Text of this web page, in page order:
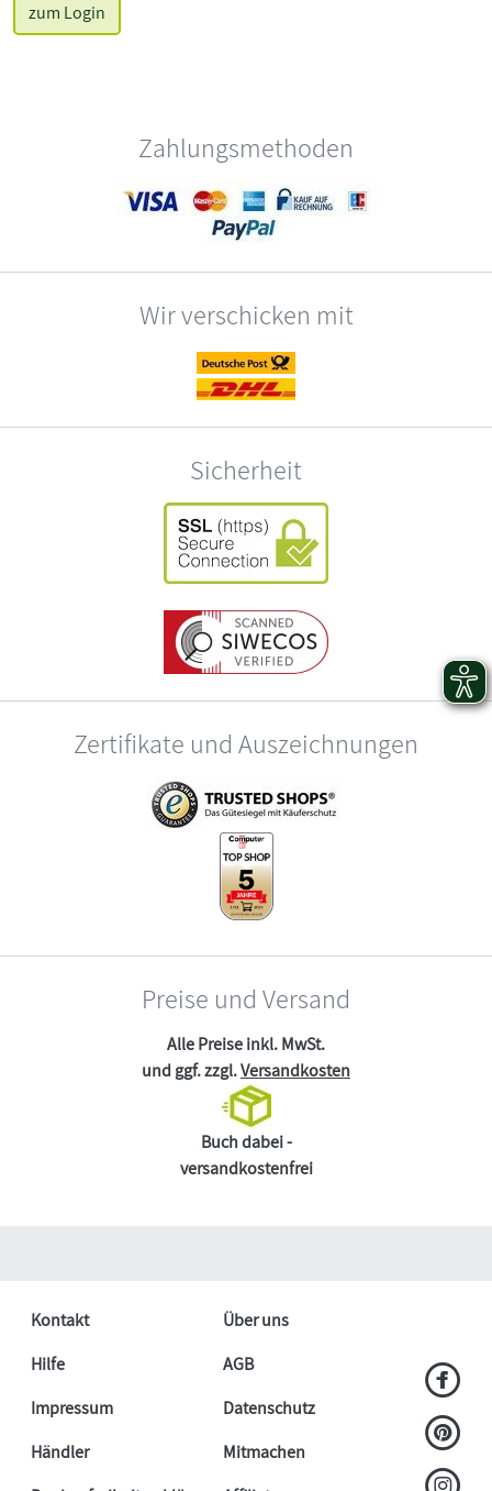
zum Login
Zahlungsmethoden
Wir verschicken mit
Sicherheit
Zertifikate und Auszeichnungen
Preise und Versand
Alle Preise inkl. MwSt.
und ggf. zzgl.Versandkosten
Buch dabei -
versandkostenfrei
Kontakt
Über uns
Hilfe
AGB
Impressum
Datenschutz
Händler
Mitmachen